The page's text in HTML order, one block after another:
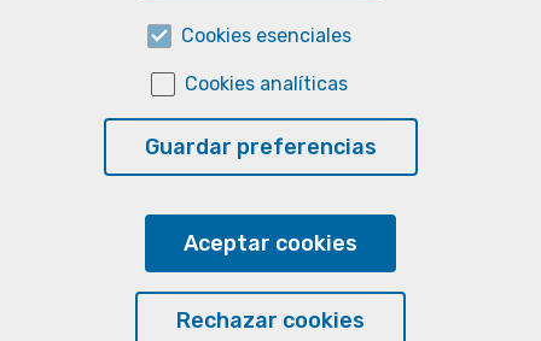
stele@ulpgc.es
Sobre esta web
Cookies esenciales
Cookies analíticas
Guardar preferencias
Aceptar cookies
Rechazar cookies